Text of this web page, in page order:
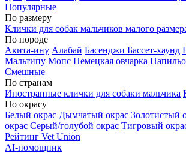
Популярные
По размеру
Клички для собак мальчиков малого
По породе
Акита-ину Алабай Басенджи Бассет-хаунд
Мальтипу Мопс Немецкая овчарка
Смешные
По странам
Иностранные клички для собаки мальчика
По окрасу
Белый окрас Дымчатый окрас Золотистый
окрас Серый/голубой окрас Тигровый
Рейтинг Vet Union
AI-помощник